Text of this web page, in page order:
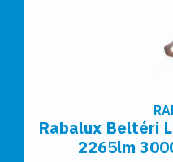
Rabalux Beltéri
2265lm